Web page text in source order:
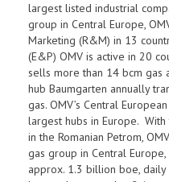
largest listed industrial
group in Central Europe,
Marketing (R&M) in 13
(E&P) OMV is active in 20
sells more than 14 bcm gas
hub Baumgarten annually
gas. OMV’s Central
largest hubs in Europe.
in the Romanian Petrom,
gas group in Central
approx. 1.3 billion boe,